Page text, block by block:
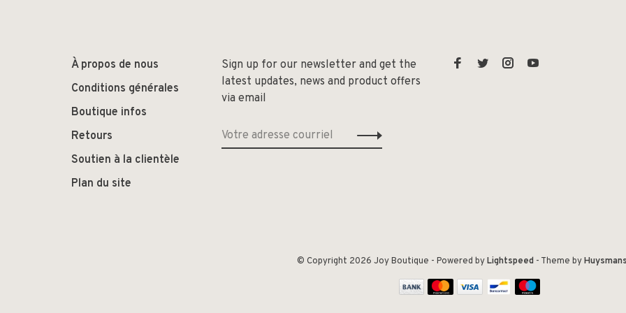
À propos de nous
Conditions générales
Boutique infos
Retours
Soutien à la clientèle
Plan du site
Sign up for our newsletter and get the
latest updates, news and product offers
via email
© Copyright 2026 Joy Boutique - Powered byLightspeed- Theme by